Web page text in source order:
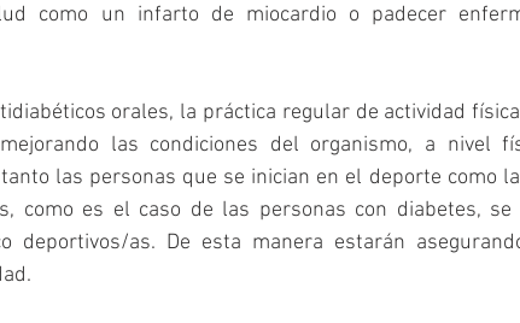
como un infarto de miocardio o padecer
orales, la práctica regular de actividad
las condiciones del organismo, a nivel
las personas que se inician en el deporte como
como es el caso de las personas con diabetes, se
deportivos/as. De esta manera estarán